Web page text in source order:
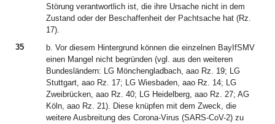
Störung verantwortlich ist, die ihre Ursache nicht in dem
Zustand oder der Beschaffenheit der Pachtsache hat (Rz.
17).
35
b. Vor diesem Hintergrund können die einzelnen BayIfSMV
einen Mangel nicht begründen (vgl. aus den weiteren
Bundesländern: LG Mönchengladbach, aao Rz. 19; LG
Stuttgart, aao Rz. 17; LG Wiesbaden, aao Rz. 14; LG
Zweibrücken, aao Rz. 40; LG Heidelberg, aao Rz. 27; AG
Köln, aao Rz. 21). Diese knüpfen mit dem Zweck, die
weitere Ausbreitung des Corona-Virus (SARS-CoV-2) zu